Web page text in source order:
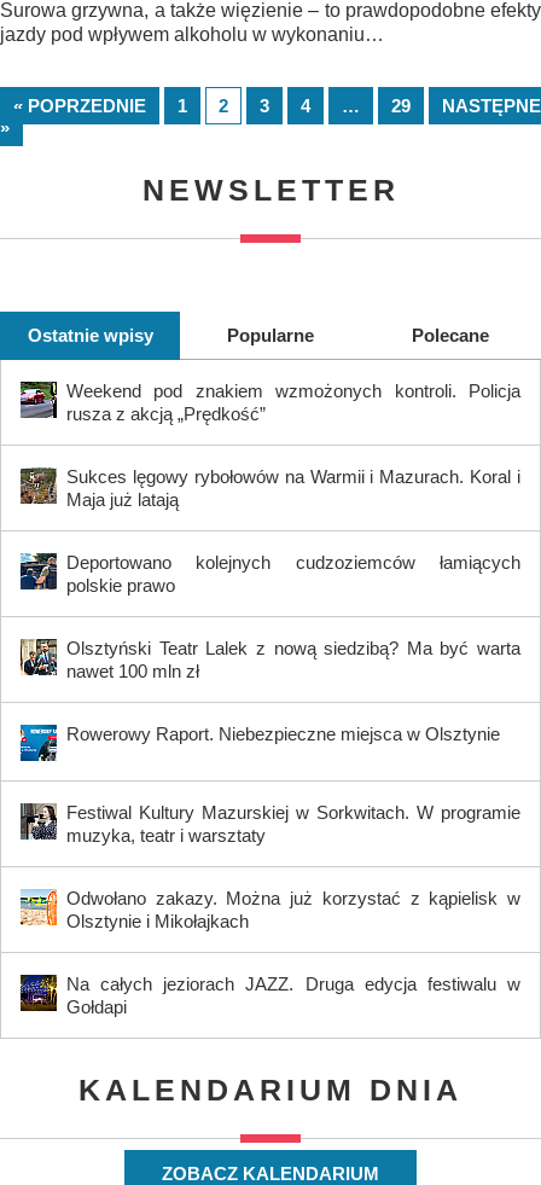
Surowa grzywna, a także więzienie – to prawdopodobne efekty
jazdy pod wpływem alkoholu w wykonaniu…
« POPRZEDNIE 1 2 3 4 … 29
NASTĘPNE
»
NEWSLETTER
Ostatnie wpisy Popularne Polecane
Weekend pod znakiem wzmożonych kontroli. Policja
rusza z akcją „Prędkość”
Sukces lęgowy rybołowów na Warmii i Mazurach. Koral i
Maja już latają
Deportowano kolejnych cudzoziemców łamiących
polskie prawo
Olsztyński Teatr Lalek z nową siedzibą? Ma być warta
nawet 100 mln zł
Rowerowy Raport. Niebezpieczne miejsca w Olsztynie
Festiwal Kultury Mazurskiej w Sorkwitach. W programie
muzyka, teatr i warsztaty
Odwołano zakazy. Można już korzystać z kąpielisk w
Olsztynie i Mikołajkach
Na całych jeziorach JAZZ. Druga edycja festiwalu w
Gołdapi
KALENDARIUM DNIA
ZOBACZ KALENDARIUM